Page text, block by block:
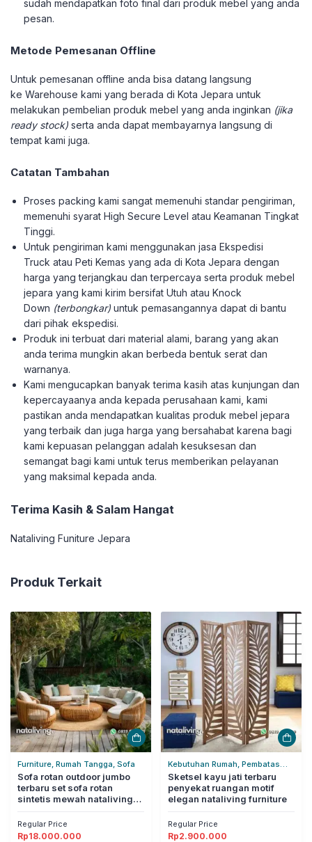
sudah mendapatkan foto final dari produk mebel yang anda
pesan.
Metode Pemesanan Offline
Untuk pemesanan offline anda bisa datang langsung
ke Warehouse kami yang berada di Kota Jepara untuk
melakukan pembelian produk mebel yang anda inginkan (jika
ready stock) serta anda dapat membayarnya langsung di
tempat kami juga.
Catatan Tambahan
Proses packing kami sangat memenuhi standar pengiriman,
memenuhi syarat High Secure Level atau Keamanan Tingkat
Tinggi.
Untuk pengiriman kami menggunakan jasa Ekspedisi
Truck atau Peti Kemas yang ada di Kota Jepara dengan
harga yang terjangkau dan terpercaya serta produk mebel
jepara yang kami kirim bersifat Utuh atau Knock
Down (terbongkar) untuk pemasangannya dapat di bantu
dari pihak ekspedisi.
Produk ini terbuat dari material alami, barang yang akan
anda terima mungkin akan berbeda bentuk serat dan
warnanya.
Kami mengucapkan banyak terima kasih atas kunjungan dan
kepercayaanya anda kepada perusahaan kami, kami
pastikan anda mendapatkan kualitas produk mebel jepara
yang terbaik dan juga harga yang bersahabat karena bagi
kami kepuasan pelanggan adalah kesuksesan dan
semangat bagi kami untuk terus memberikan pelayanan
yang maksimal kepada anda.
Terima Kasih & Salam Hangat
Nataliving Funiture Jepara
Produk Terkait
Furniture, Rumah Tangga, Sofa
Sofa rotan outdoor jumbo
terbaru set sofa rotan
sintetis mewah nataliving
Regular Price
Rp18.000.000
Kebutuhan Rumah, Pembatas
Ruangan, Rumah Tangga
Sketsel kayu jati terbaru
penyekat ruangan motif
elegan nataliving furniture
Regular Price
Rp2.900.000